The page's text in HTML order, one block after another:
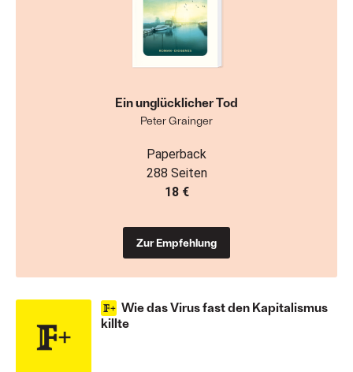
Wie das Virus fast den Kapitalismus
killte
Ein unglücklicher Tod
Peter Grainger
Paperback
288 Seiten
18 €
Zur Empfehlung